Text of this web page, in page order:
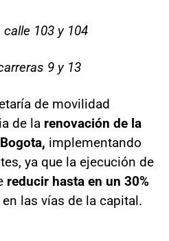
103 y 104
9 y 13
de movilidad
de la renovación de la
implementando
ya que la ejecución de
reducir hasta en un 30%
en las vías de la capital.